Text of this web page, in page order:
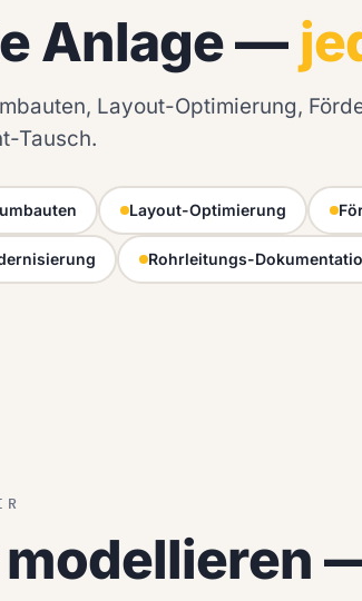
Anlage —
Layout-Optimierung,
Tausch.
Layout-Optimierung
Rohrleitungs-